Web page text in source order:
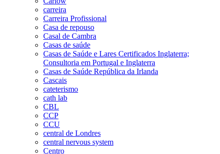
carreira
Carreira Profissional
Casa de repouso
Casal de Cambra
Casas de saúde
Casas de Saúde e Lares Certificados Inglaterra;
Consultoria em Portugal e Inglaterra
Casas de Saúde República da Irlanda
Cascais
cateterismo
cath lab
CBL
CCP
CCU
central de Londres
central nervous system
Centro